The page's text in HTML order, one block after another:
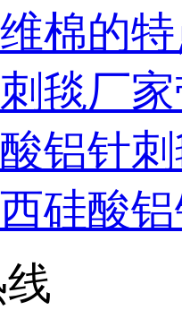
棉的
毯厂
铝针
硅酸